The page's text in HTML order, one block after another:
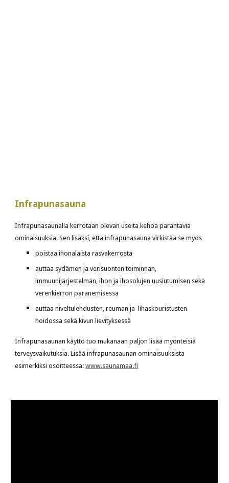
Infrapunasauna
Infrapunasaunalla kerrotaan olevan useita kehoa parantavia
ominaisuuksia. Sen lisäksi, että infrapunasauna virkistää se myös
poistaa ihonalaista rasvakerrosta
auttaa sydämen ja verisuonten toiminnan,
immuunijärjestelmän, ihon ja ihosolujen uusiutumisen sekä
verenkierron paranemisessa
auttaa niveltulehdusten, reuman ja  lihaskouristusten
hoidossa sekä kivun lievityksessä
Infrapunasaunan käyttö tuo mukanaan paljon lisää myönteisiä
terveysvaikutuksia. Lisää infrapunasaunan ominaisuuksista
esimerkiksi osoitteessa: www.saunamaa.fi